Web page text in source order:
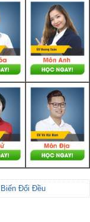
Đổi Đều